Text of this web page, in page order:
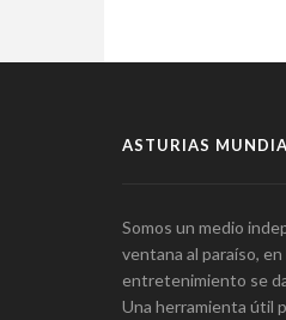
ASTURIAS
Somos un medio
ventana al paraíso,
entretenimiento se
Una herramienta útil